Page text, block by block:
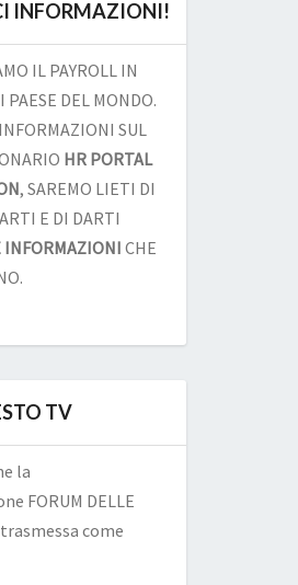
INFORMAZIONI!
IL PAYROLL IN
PAESE DEL MONDO.
SUL
HR PORTAL
, SAREMO LIETI DI
E DI DARTI
INFORMAZIONI CHE
TV
la
FORUM DELLE
come